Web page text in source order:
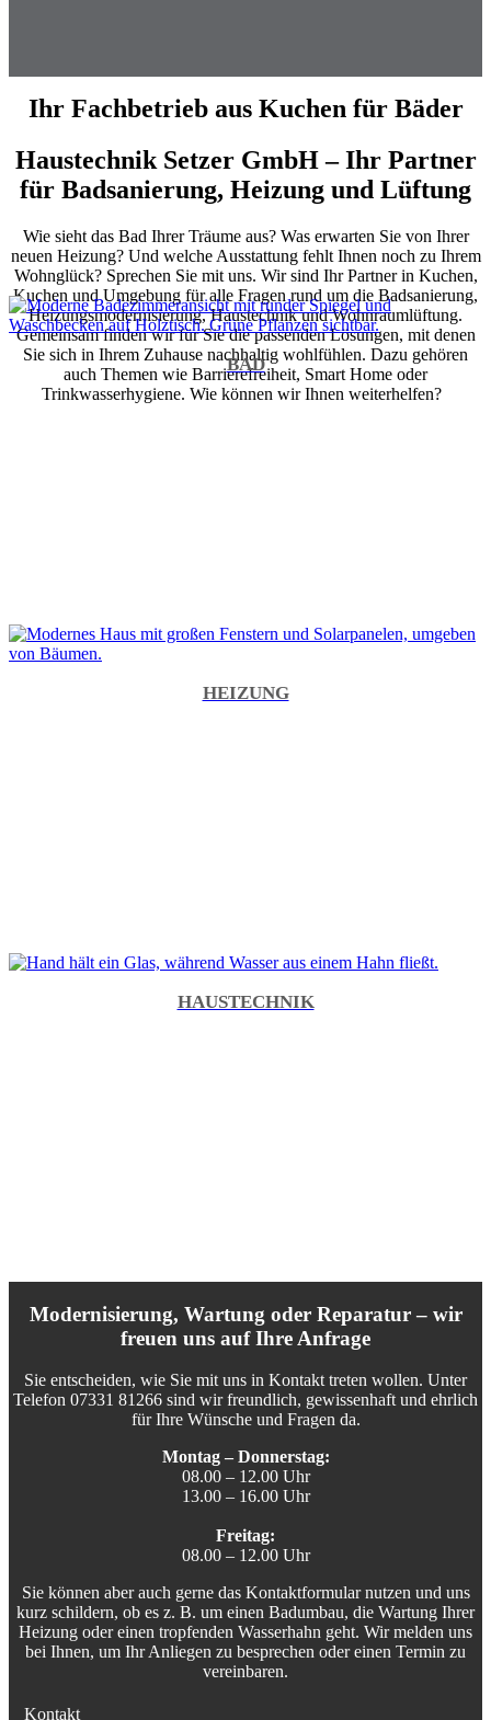
Ihr Fachbetrieb aus Kuchen für Bäder
Haustechnik Setzer GmbH – Ihr Partner
für Badsanierung, Heizung und Lüftung
Wie sieht das Bad Ihrer Träume aus? Was erwarten Sie von Ihrer
neuen Heizung? Und welche Ausstattung fehlt Ihnen noch zu Ihrem
Wohnglück? Sprechen Sie mit uns. Wir sind Ihr Partner in Kuchen,
Kuchen und Umgebung für alle Fragen rund um die Badsanierung,
Heizungsmodernisierung, Haustechnik und Wohnraumlüftung.
Gemeinsam finden wir für Sie die passenden Lösungen, mit denen
Sie sich in Ihrem Zuhause nachhaltig wohlfühlen. Dazu gehören
auch Themen wie Barrierefreiheit, Smart Home oder
Trinkwasserhygiene. Wie können wir Ihnen weiterhelfen?
BAD
HEIZUNG
HAUSTECHNIK
Modernisierung, Wartung oder Reparatur – wir
freuen uns auf Ihre Anfrage
Sie entscheiden, wie Sie mit uns in Kontakt treten wollen. Unter
Telefon 07331 81266 sind wir freundlich, gewissenhaft und ehrlich
für Ihre Wünsche und Fragen da.
Montag – Donnerstag:
08.00 – 12.00 Uhr
13.00 – 16.00 Uhr
Freitag:
08.00 – 12.00 Uhr
Sie können aber auch gerne das Kontaktformular nutzen und uns
kurz schildern, ob es z. B. um einen Badumbau, die Wartung Ihrer
Heizung oder einen tropfenden Wasserhahn geht. Wir melden uns
bei Ihnen, um Ihr Anliegen zu besprechen oder einen Termin zu
vereinbaren.
Kontakt